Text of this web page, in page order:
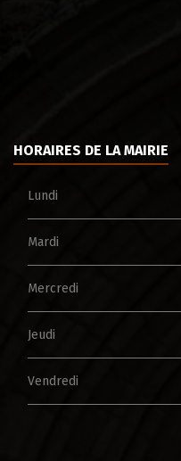
HORAIRES DE LA MAIRIE
Lundi
Mardi
Mercredi
Jeudi
Vendredi